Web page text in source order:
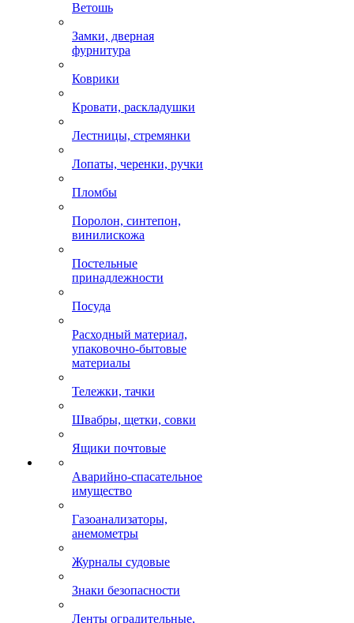
Ветошь
Замки, дверная
фурнитура
Коврики
Кровати, раскладушки
Лестницы, стремянки
Лопаты, черенки, ручки
Пломбы
Поролон, синтепон,
винилискожа
Постельные
принадлежности
Посуда
Расходный материал,
упаковочно-бытовые
материалы
Тележки, тачки
Швабры, щетки, совки
Ящики почтовые
Аварийно-спасательное
имущество
Газоанализаторы,
анемометры
Журналы судовые
Знаки безопасности
Ленты оградительные,